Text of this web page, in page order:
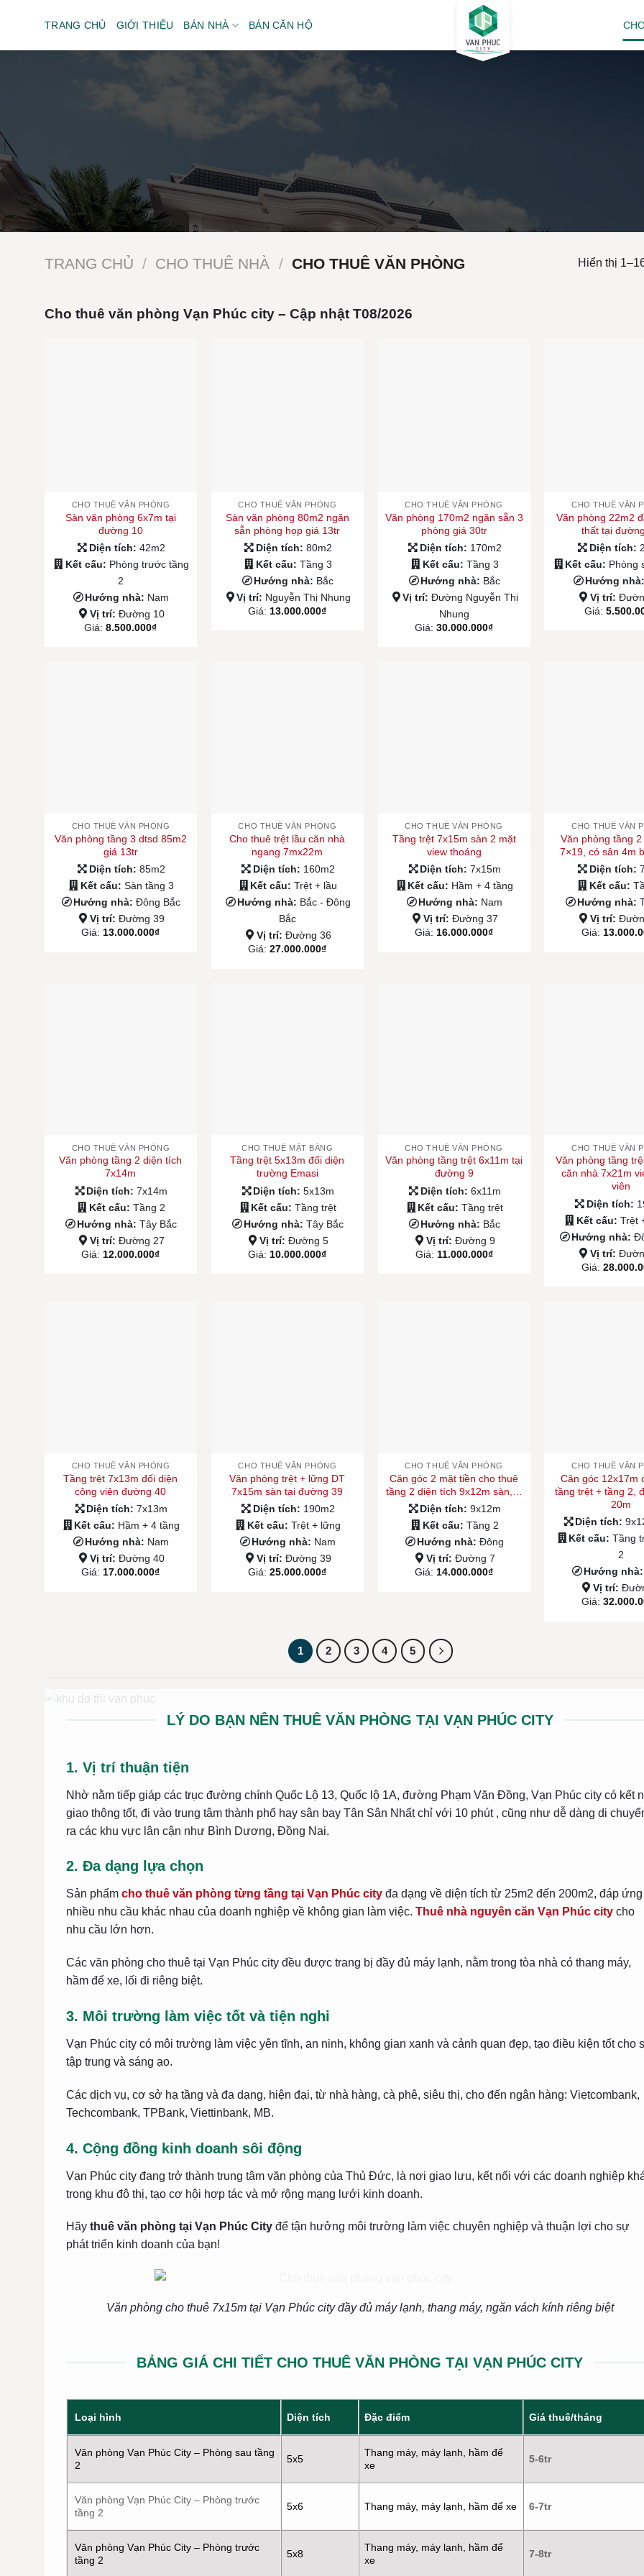
TRANG CHỦ GIỚI THIỆU BÁN NHÀ BÁN CĂN HỘ
DANH MỤC CHO THUÊ VĂN PHÒNG THEO
TRANG CHỦ / CHO THUÊ NHÀ / CHO THUÊ VĂN PHÒNG Hiển thị
Cho thuê văn phòng Vạn Phúc city – Cập nhật T08/2026
CHO THUÊ VĂN PHÒNG
Sàn văn phòng 6x7m tại
đường 10
Diện tích: 42m2
Kết cấu: Phòng trước tầng
2
Hướng nhà: Nam
Vị trí: Đường 10
Giá:8.500.000₫
CHO THUÊ VĂN PHÒNG
Sàn văn phòng 80m2 ngăn
sẵn phòng họp giá 13tr
Diện tích: 80m2
Kết cấu: Tầng 3
Hướng nhà: Bắc
Vị trí: Nguyễn Thị Nhung
Giá: 13.000.000₫
CHO THUÊ VĂN PHÒNG
Văn phòng 170m2 ngăn sẵn 3
phòng giá 30tr
Diện tích: 170m2
Kết cấu: Tầng 3
Hướng nhà: Bắc
Vị trí:Đường Nguyễn Thị
Nhung
Giá:30.000.000₫
CHO THUÊ VĂN
Văn phòng 22m2
thất tại
Diện tích:
Kết cấu: Phòng
Hướng
Vị trí:
Giá:
CHO THUÊ VĂN PHÒNG
Văn phòng tầng 3 dtsd 85m2
giá 13tr
Diện tích: 85m2
Kết cấu: Sàn tầng 3
Hướng nhà:Đông Bắc
Vị trí: Đường 39
Giá:13.000.000₫
CHO THUÊ VĂN PHÒNG
Cho thuê trệt lầu căn nhà
ngang 7mx22m
Diện tích: 160m2
Kết cấu:Trệt + lầu
Hướng nhà: Bắc - Đông
Bắc
Vị trí: Đường 36
Giá:27.000.000₫
CHO THUÊ VĂN PHÒNG
Tầng trệt 7x15m sàn 2 mặt
view thoáng
Diện tích:7x15m
Kết cấu: Hầm + 4 tầng
Hướng nhà: Nam
Vị trí: Đường 37
Giá:16.000.000₫
CHO THUÊ VĂN
Văn phòng tầng
7×19, có sân 4m
Diện tích:
Kết cấu:
Hướng nhà:
Vị trí:
Giá:
CHO THUÊ VĂN PHÒNG
Văn phòng tầng 2 diện tích
7x14m
Diện tích:7x14m
Kết cấu: Tầng 2
Hướng nhà:Tây Bắc
Vị trí: Đường 27
Giá: 12.000.000₫
CHO THUÊ MẶT BẰNG
Tầng trệt 5x13m đối diện
trường Emasi
Diện tích:5x13m
Kết cấu:Tầng trệt
Hướng nhà:Tây Bắc
Vị trí: Đường 5
Giá: 10.000.000₫
CHO THUÊ VĂN PHÒNG
Văn phòng tầng trệt 6x11m tại
đường 9
Diện tích: 6x11m
Kết cấu:Tầng trệt
Hướng nhà: Bắc
Vị trí: Đường 9
Giá: 11.000.000₫
CHO THUÊ VĂN
Văn phòng tầng
căn nhà 7x21m
viên
Diện tích:
Kết cấu: Trệt
Hướng nhà:
Vị trí:
Giá:
CHO THUÊ VĂN PHÒNG
Tầng trệt 7x13m đối diện
công viên đường 40
Diện tích:7x13m
Kết cấu: Hầm + 4 tầng
Hướng nhà: Nam
Vị trí: Đường 40
Giá:17.000.000₫
CHO THUÊ VĂN PHÒNG
Văn phòng trệt + lững DT
7x15m sàn tại đường 39
Diện tích: 190m2
Kết cấu: Trệt + lững
Hướng nhà: Nam
Vị trí: Đường 39
Giá:25.000.000₫
CHO THUÊ VĂN PHÒNG
Căn góc 2 mặt tiền cho thuê
tầng 2 diện tích 9x12m sàn,…
Diện tích:9x12m
Kết cấu: Tầng 2
Hướng nhà:Đông
Vị trí: Đường 7
Giá:14.000.000₫
CHO THUÊ VĂN
Căn góc 12x17m
tầng trệt + tầng 2,
20m
Diện tích:
Kết cấu:Tầng
2
Hướng
Vị trí:
Giá:
1 2 3 4 5
LÝ DO BẠN NÊN THUÊ VĂN PHÒNG TẠI VẠN PHÚC CITY
1. Vị trí thuận tiện
Nhờ nằm tiếp giáp các trục đường chính Quốc Lộ 13, Quốc lộ 1A, đường Phạm Văn Đồng, Vạn Phúc city có kết
giao thông tốt, đi vào trung tâm thành phố hay sân bay Tân Sân Nhất chỉ với 10 phút , cũng như dễ dàng di
ra các khu vực lân cận như Bình Dương, Đồng Nai.
2. Đa dạng lựa chọn
Sản phẩm cho thuê văn phòng từng tầng tại Vạn Phúc city đa dạng về diện tích từ 25m2 đến 200m2, đáp ứng
nhiều nhu cầu khác nhau của doanh nghiệp về không gian làm việc. Thuê nhà nguyên căn Vạn Phúc city cho
nhu cầu lớn hơn.
Các văn phòng cho thuê tại Vạn Phúc city đều được trang bị đầy đủ máy lạnh, nằm trong tòa nhà có thang máy,
hầm để xe, lối đi riêng biệt.
3. Môi trường làm việc tốt và tiện nghi
Vạn Phúc city có môi trường làm việc yên tĩnh, an ninh, không gian xanh và cảnh quan đẹp, tạo điều kiện tốt cho
tập trung và sáng ạo.
Các dịch vụ, cơ sở hạ tầng và đa dạng, hiện đại, từ nhà hàng, cà phê, siêu thị, cho đến ngân hàng: Vietcombank,
Techcombank, TPBank, Viettinbank, MB.
4. Cộng đồng kinh doanh sôi động
Vạn Phúc city đang trở thành trung tâm văn phòng của Thủ Đức, là nơi giao lưu, kết nối với các doanh nghiệp
trong khu đô thị, tạo cơ hội hợp tác và mở rộng mạng lưới kinh doanh.
Hãy thuê văn phòng tại Vạn Phúc City để tận hưởng môi trường làm việc chuyên nghiệp và thuận lợi cho sự
phát triển kinh doanh của bạn!
Văn phòng cho thuê 7x15m tại Vạn Phúc city đầy đủ máy lạnh, thang máy, ngăn vách kính riêng biệt
BẢNG GIÁ CHI TIẾT CHO THUÊ VĂN PHÒNG TẠI VẠN PHÚC CITY
Loại hình Diện tích Đặc điểm Giá thuê/tháng
Văn phòng Vạn Phúc City – Phòng sau tầng
2
5x5
Thang máy, máy lạnh, hầm để
xe
5-6tr
Văn phòng Vạn Phúc City – Phòng trước
tầng 2
5x6 Thang máy, máy lạnh, hầm để xe 6-7tr
Văn phòng Vạn Phúc City – Phòng trước
tầng 2
5x8
Thang máy, máy lạnh, hầm để
xe
7-8tr